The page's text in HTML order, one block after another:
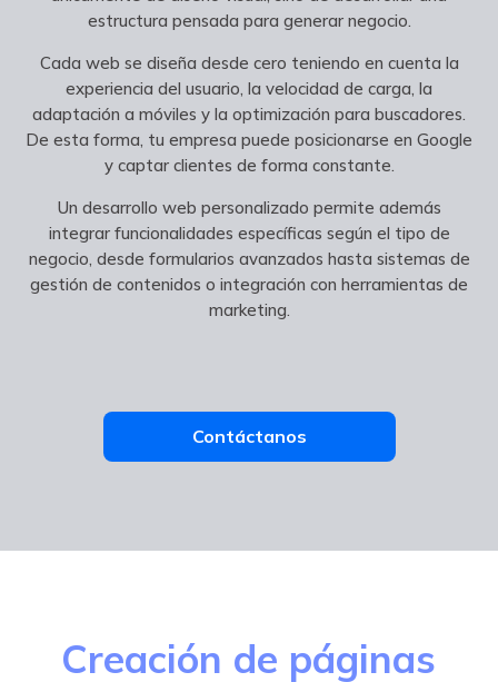
estructura pensada para generar negocio.
Cada web se diseña desde cero teniendo en cuenta la
experiencia del usuario, la velocidad de carga, la
adaptación a móviles y la optimización para buscadores.
De esta forma, tu empresa puede posicionarse en Google
y captar clientes de forma constante.
Un desarrollo web personalizado permite además
integrar funcionalidades específicas según el tipo de
negocio, desde formularios avanzados hasta sistemas de
gestión de contenidos o integración con herramientas de
marketing.
Contáctanos
Creación de páginas